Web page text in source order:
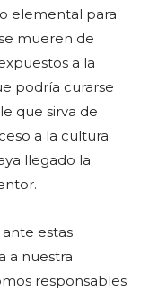
elemental para
mueren de
a la
podría curarse
que sirva de
a la cultura
llegado la
estas
a nuestra
responsables